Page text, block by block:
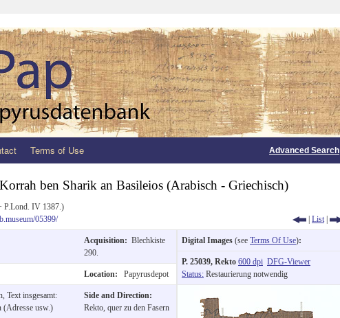
Terms of Use Advanced Search
ben Sharik an Basileios (Arabisch - Griechisch)
P.Lond. IV 1387.)
05399/ | List |
Acquisition: Blechkiste
290.
Location: Papyrusdepot
Text insgesamt:
(Adresse usw.)
Side and Direction:
Rekto, quer zu den Fasern
Digital Images (see Terms Of Use):
P. 25039, Rekto 600 dpi DFG-Viewer
Status: Restaurierung notwendig